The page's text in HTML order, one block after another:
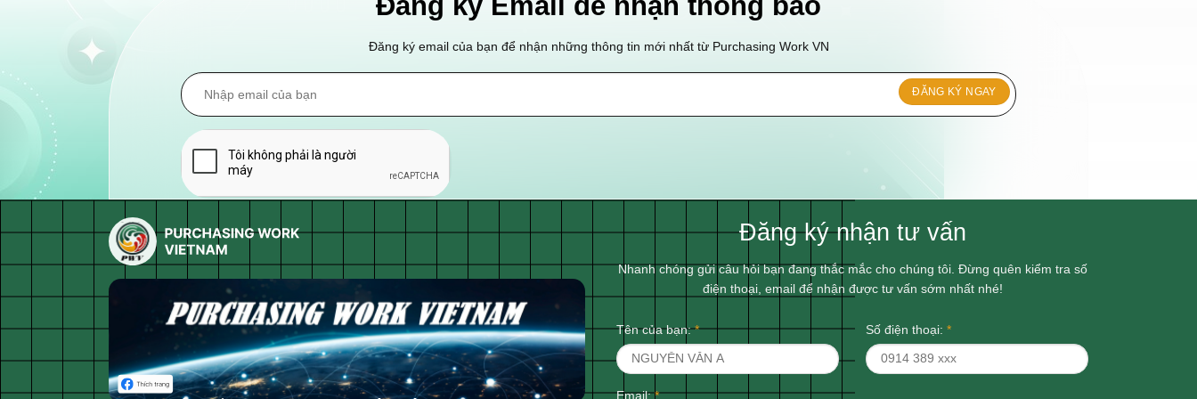
Đăng ký email của bạn để nhận những thông tin mới nhất từ Purchasing Work VN
Đăng ký nhận tư vấn
Nhanh chóng gửi câu hỏi bạn đang thắc mắc cho chúng tôi. Đừng quên kiểm tra số
điện thoại, email để nhận được tư vấn sớm nhất nhé!
Tên của bạn:* Số điện thoại: *
Email:*